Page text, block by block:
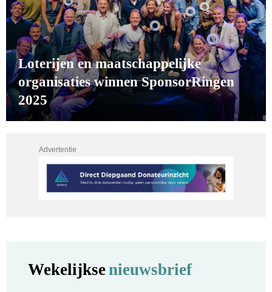
Loterijen en maatschappelijke
organisaties winnen SponsorRingen
2025
Advertentie
Wekelijksenieuwsbrief